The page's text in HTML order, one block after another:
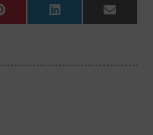
PinterestLinkedInEmail